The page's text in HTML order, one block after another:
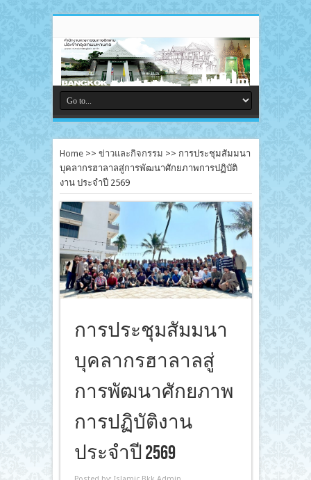
Home>> ข่าวและกิจกรรม >> การประชุมสัมมนา
บุคลากรฮาลาลสู่การพัฒนาศักยภาพการปฏิบัติ
งาน ประจำปี 2569
การประชุมสัมมนา
บุคลากรฮาลาลสู่
การพัฒนาศักยภาพ
การปฏิบัติงาน
ประจำปี 2569